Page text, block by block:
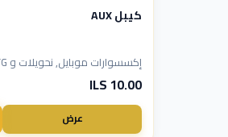
كيبل AUX
إكسسوارات موبايل, نحويلات و OTG
10.00 ILS
عرض